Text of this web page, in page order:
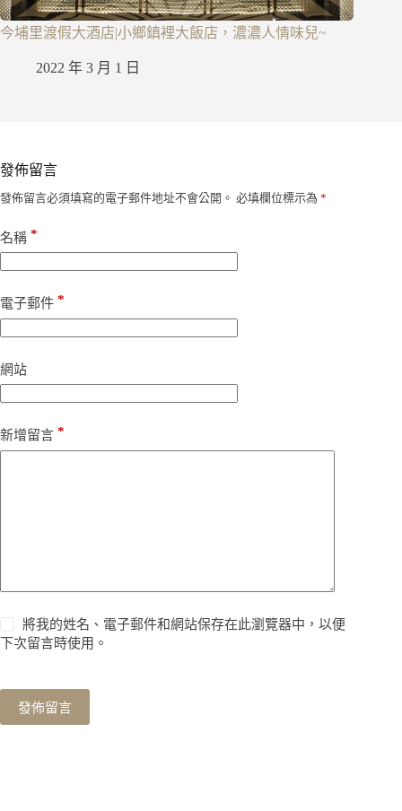
今埔里渡假大酒店|小鄉鎮裡大飯店，濃濃人情味兒~
2022 年 3 月 1 日
發佈留言
發佈留言必須填寫的電子郵件地址不會公開。 必填欄位標示為 *
名稱 *
電子郵件 *
網站
新增留言 *
將我的姓名、電子郵件和網站保存在此瀏覽器中，以便
下次留言時使用。
發佈留言